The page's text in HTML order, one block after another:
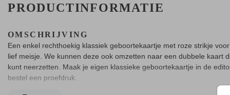
PRODUCTINFORMATIE
OMSCHRIJVING
Een enkel rechthoekig klassiek geboortekaartje met roze strikje
lief meisje. We kunnen deze ook omzetten naar een dubbele kaart
kunt neerzetten. Maak je eigen klassieke geboortekaartje in de
bestel een proefdruk.